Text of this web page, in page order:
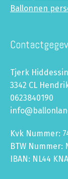
Ballonnen
Tjerk
3342 CL
0623840190
Kvk Nummer:
BTW Nummer:
IBAN: NL44